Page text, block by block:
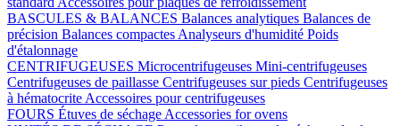
BASCULES & BALANCES Balances analytiques Balances de
précision Balances compactes Analyseurs d'humidité Poids
d'étalonnage
CENTRIFUGEUSES Microcentrifugeuses Mini-centrifugeuses
Centrifugeuses de paillasse Centrifugeuses sur pieds Centrifugeuses
à hématocrite Accessoires pour centrifugeuses
FOURS Étuves de séchage Accessories for ovens